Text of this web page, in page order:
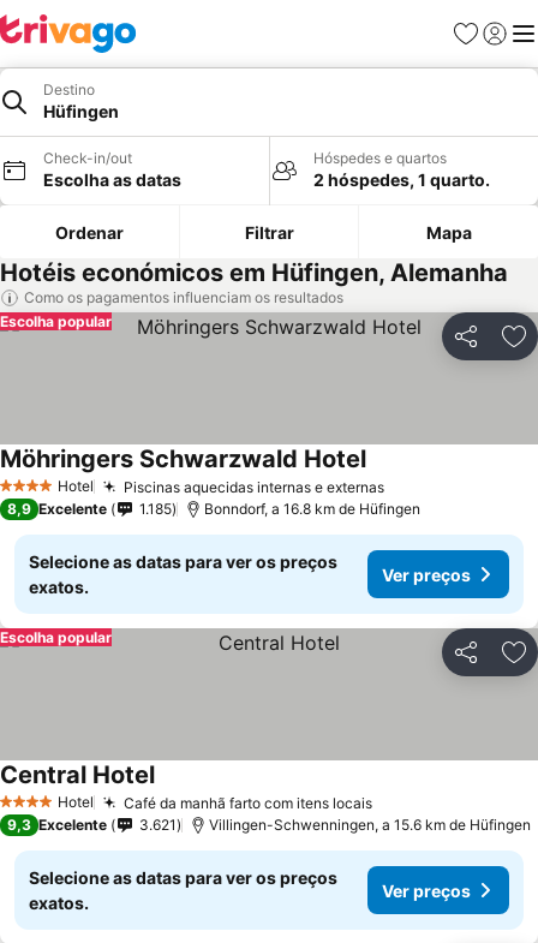
Favoritos
Iniciar
Destino
Hüfingen
Check-in/out
Escolha as datas
Hóspedes e quartos
2 hóspedes, 1 quarto.
Ordenar Filtrar Mapa
Hotéis económicos em Hüfingen, Alemanha
Como os pagamentos influenciam os resultados
Partilhar
Escolha popular
4 EstrelasHotel Piscinas aquecidas internas e externasVer preços
Möhringers Schwarzwald HotelVer preços
8,9 Excelente 1.185 Bonndorf, a 16.8 km de Hüfingen
Selecione as datas para ver os preços
exatos.
Ver preços
Partilhar
Escolha popular
4 EstrelasHotel Café da manhã farto com itens locaisVer preços
Central HotelVer preços
9,3 Excelente 3.621 Villingen-Schwenningen, a 15.6 km de Hüfingen
Selecione as datas para ver os preços
exatos.
Ver preços